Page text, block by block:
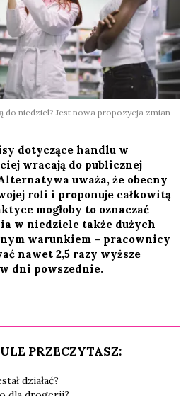
do niedziel? Jest nowa propozycja zmian
dotyczące handlu w
wracają do publicznej
uważa, że obecny
roli i proponuje całkowitą
mogłoby to oznaczać
w niedziele także dużych
warunkiem – pracownicy
nawet 2,5 razy wyższe
dni powszednie.
PRZECZYTASZ:
działać?